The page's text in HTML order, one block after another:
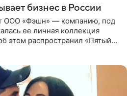
бизнес в России
ООО «Фэшн» — компанию, под
ее личная коллекция
этом распространил «Пятый